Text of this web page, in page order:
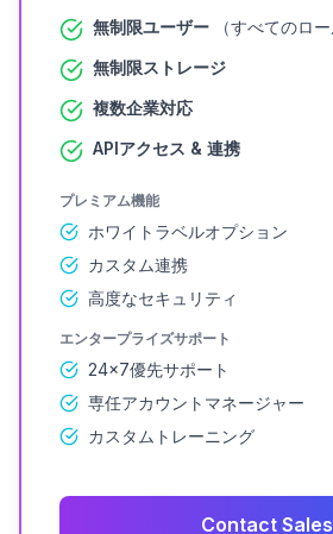
無制限ユーザー （すべてのロー
無制限ストレージ
複数企業対応
APIアクセス & 連携
プレミアム機能
ホワイトラベルオプション
カスタム連携
高度なセキュリティ
エンタープライズサポート
24×7優先サポート
専任アカウントマネージャー
カスタムトレーニング
Contact Sales